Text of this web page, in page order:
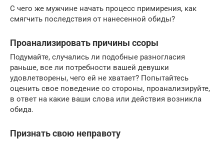
С чего же мужчине начать процесс примирения, как
смягчить последствия от нанесенной обиды?
Проанализировать причины ссоры
Подумайте, случались ли подобные разногласия
раньше, все ли потребности вашей девушки
удовлетворены, чего ей не хватает? Попытайтесь
оценить свое поведение со стороны, проанализируйте,
в ответ на какие ваши слова или действия возникла
обида.
Признать свою неправоту